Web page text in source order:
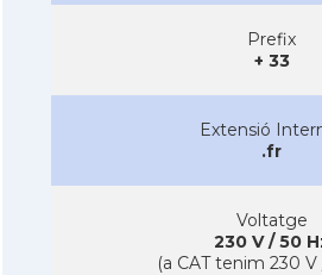
Prefix
+ 33
Extensió
.fr
Voltatge
230 V / 50
(a CAT tenim 230 V